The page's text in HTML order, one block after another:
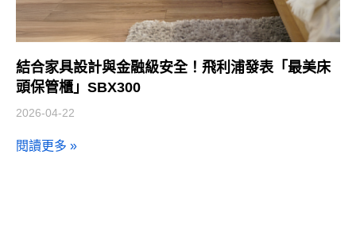
結合家具設計與金融級安全！飛利浦發表「最美床
頭保管櫃」SBX300
2026-04-22
閱讀更多 »